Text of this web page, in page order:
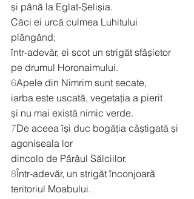
și până la Eglat-Șelișia.
Căci ei urcă culmea Luhitului
plângând;
într-adevăr, ei scot un strigăt sfâșietor
pe drumul Horonaimului.
6Apele din Nimrim sunt secate,
iarba este uscată, vegetația a pierit
și nu mai există nimic verde.
7De aceea își duc bogăția câștigată și
agoniseala lor
dincolo de Pârâul Sălciilor.
8Într-adevăr, un strigăt înconjoară
teritoriul Moabului.